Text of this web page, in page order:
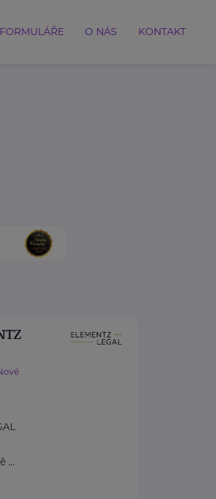
FORMULÁŘE O NÁS KONTAKT
...